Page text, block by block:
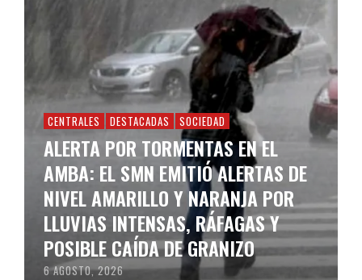
CENTRALES DESTACADAS SOCIEDAD
ALERTA POR TORMENTAS EN EL
AMBA: EL SMN EMITIÓ ALERTAS DE
NIVEL AMARILLO Y NARANJA POR
LLUVIAS INTENSAS, RÁFAGAS Y
POSIBLE CAÍDA DE GRANIZO
6 AGOSTO, 2026